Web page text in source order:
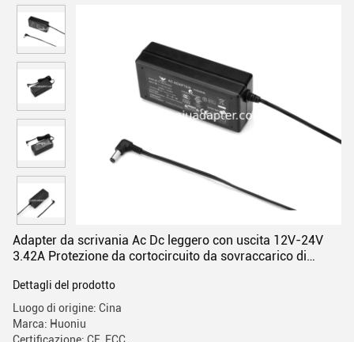
Adapter da scrivania Ac Dc leggero con uscita 12V-24V
3.42A Protezione da cortocircuito da sovraccarico di
Dettagli del prodotto
Luogo di origine: Cina
Marca: Huoniu